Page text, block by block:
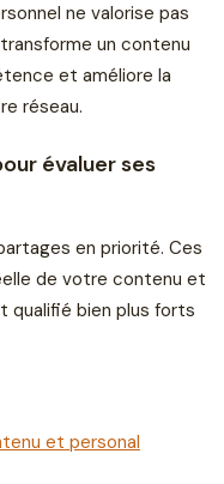
ne valorise pas
un contenu
et améliore la
réseau.
évaluer ses
en priorité. Ces
de votre contenu et
qualifié bien plus forts
et personal